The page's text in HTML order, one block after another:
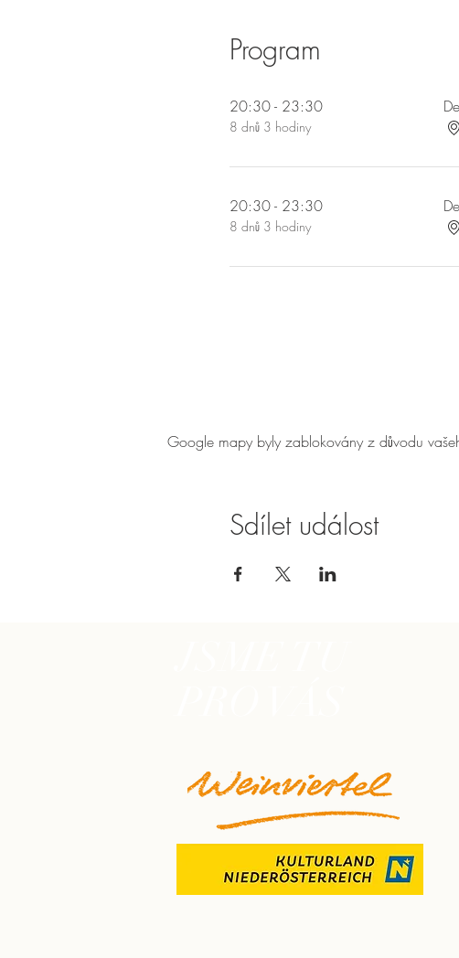
Program
20:30 - 23:30
8 dnů 3 hodiny
20:30 - 23:30
8 dnů 3 hodiny
Google mapy byly zablokovány z důvodu
Sdílet událost